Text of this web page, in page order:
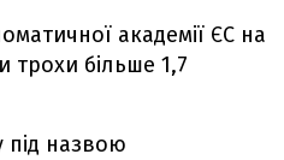
академії ЄС на
трохи більше 1,7
під назвою